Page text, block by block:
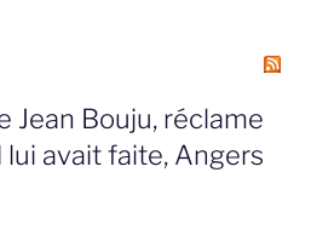
Jean Bouju, réclame
lui avait faite, Angers